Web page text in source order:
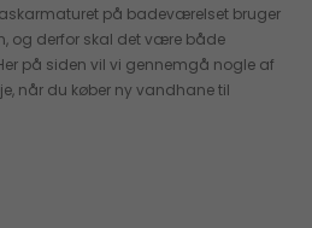
på badeværelset bruger
og derfor skal det være både
på siden vil vi gennemgå nogle af
når du køber ny vandhane til